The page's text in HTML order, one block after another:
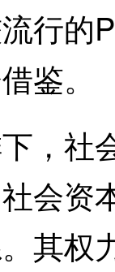
行的
鉴。
社
会资
其权